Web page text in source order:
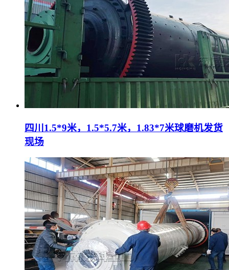
四川1.5*9米，1.5*5.7米，1.83*7米球磨机发货
现场